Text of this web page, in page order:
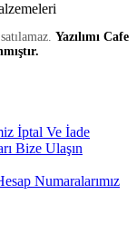
Yazılımı Cafe
İptal Ve İade
Bize Ulaşın
Numaralarımız